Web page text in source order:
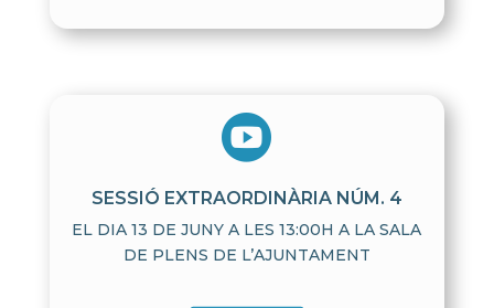

SESSIÓ EXTRAORDINÀRIA NÚM. 4
EL DIA 13 DE JUNY A LES 13:00H A LA SALA
DE PLENS DE L’AJUNTAMENT